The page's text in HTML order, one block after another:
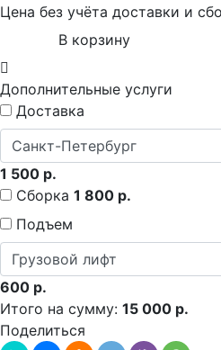
Цена без учёта доставки и
В корзину
Дополнительные услуги
Доставка
1 500 р.
Сборка 1 800 р.
Подъем
600 р.
Итого на сумму: 15 000 р.
Поделиться